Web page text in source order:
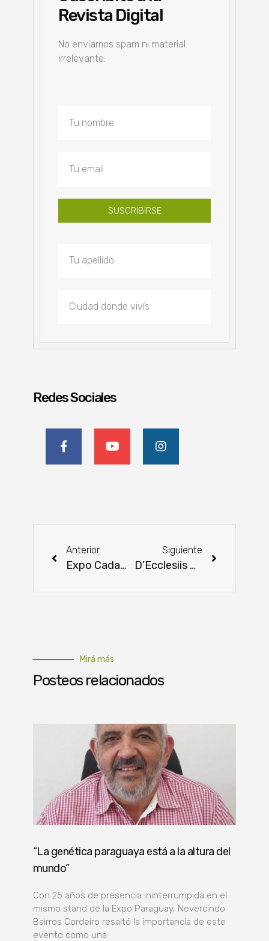
Revista Digital
No enviamos spam ni material
irrelevante.
SUSCRIBIRSE
Redes Sociales
Anterior
Expo Cadam CDE inició en su séptima edición
Siguiente
D’Ecclesiis moviliza a sus operadores políticos para medir fuerzas con Giménez
Mirá más
Posteos relacionados
“La genética paraguaya está a la altura del
mundo”
Con 25 años de presencia ininterrumpida en el
mismo stand de la Expo Paraguay, Nevercindo
Bairros Cordeiro resaltó la importancia de este
evento como una